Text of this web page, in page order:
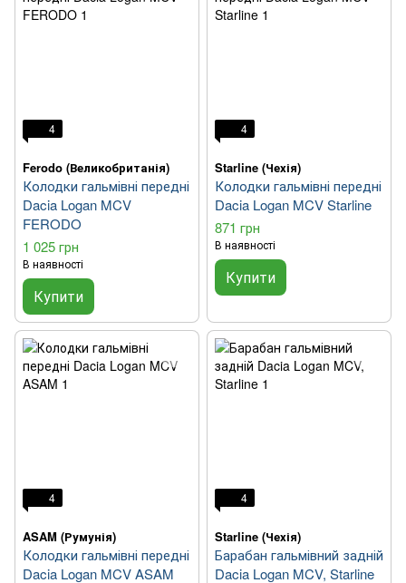
4
Ferodo (Великобританія)
Колодки гальмівні передні
Dacia Logan MCV
FERODO
1 025 грн
В наявності
Купити
4
Starline (Чехія)
Колодки гальмівні передні
Dacia Logan MCV Starline
871 грн
В наявності
Купити
4
ASAM (Румунія)
Колодки гальмівні передні
Dacia Logan MCV ASAM
4
Starline (Чехія)
Барабан гальмівний задній
Dacia Logan MCV, Starline